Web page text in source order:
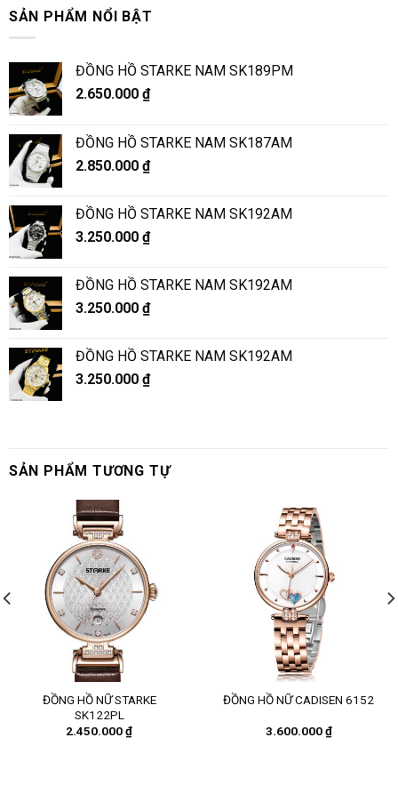
SẢN PHẨM NỔI BẬT
ĐỒNG HỒ STARKE NAM SK189PM
2.650.000 ₫
ĐỒNG HỒ STARKE NAM SK187AM
2.850.000 ₫
ĐỒNG HỒ STARKE NAM SK192AM
3.250.000 ₫
ĐỒNG HỒ STARKE NAM SK192AM
3.250.000 ₫
ĐỒNG HỒ STARKE NAM SK192AM
3.250.000 ₫
SẢN PHẨM TƯƠNG TỰ
ĐỒNG HỒ NỮ STARKE
SK122PL
2.450.000₫
ĐỒNG HỒ NỮ CADISEN 6152
3.600.000₫